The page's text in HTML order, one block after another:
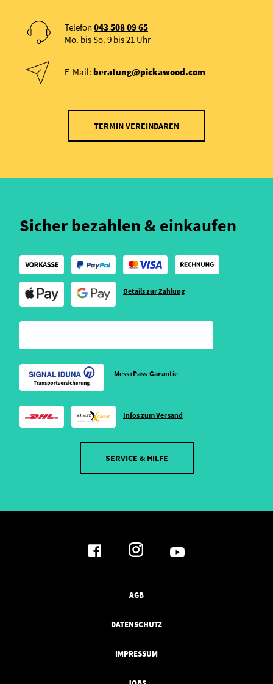
Telefon 043 508 09 65
Mo. bis So. 9 bis 21 Uhr
E-Mail: beratung@pickawood.com
TERMIN VEREINBAREN
Sicher bezahlen & einkaufen
Details zur Zahlung
Mess+Pass-Garantie
Infos zum Versand
SERVICE & HILFE
AGB
DATENSCHUTZ
IMPRESSUM